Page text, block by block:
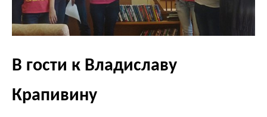
В гости к Владиславу
Крапивину